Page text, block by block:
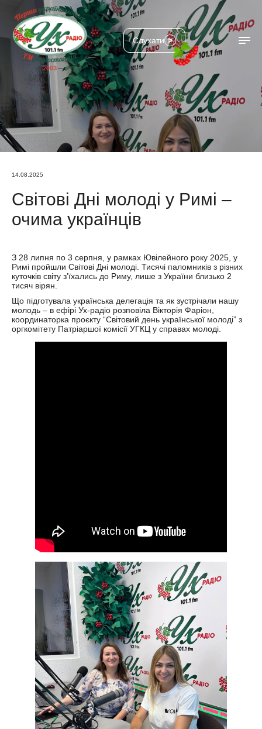
Слухати
14.08.2025
Світові Дні молоді у Римі –
очима українців
З 28 липня по 3 серпня, у рамках Ювілейного року 2025, у
Римі пройшли Світові Дні молоді. Тисячі паломників з різних
куточків світу з’їхались до Риму, лише з України близько 2
тисяч вірян.
Що підготувала українська делегація та як зустрічали нашу
молодь – в ефірі Ух-радіо розповіла Вікторія Фаріон,
координаторка проєкту “Світовий день української молоді” з
оргкомітету Патріаршої комісії УГКЦ у справах молоді.